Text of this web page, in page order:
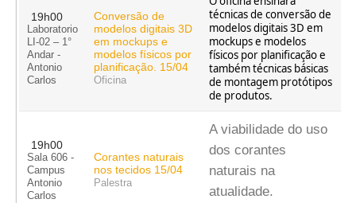
19h00
Laboratorio
LI-02 – 1°
Andar -
Antonio
Carlos
Conversão de
modelos digitais 3D
em mockups e
modelos físicos por
planificação. 15/04
Oficina
técnicas de conversão de
modelos digitais 3D em
mockups e modelos
físicos por planificação e
também técnicas básicas
de montagem protótipos
de produtos.
19h00
Sala 606 -
Campus
Antonio
Carlos
Corantes naturais
nos tecidos 15/04
Palestra
A viabilidade do uso
dos corantes
naturais na
atualidade.